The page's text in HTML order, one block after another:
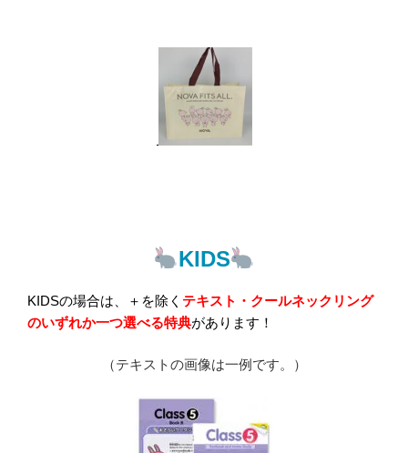
KIDS
KIDSの場合は、＋を除く テキスト・クールネックリング
のいずれか一つ選べる特典があります！
（テキストの画像は一例です。）